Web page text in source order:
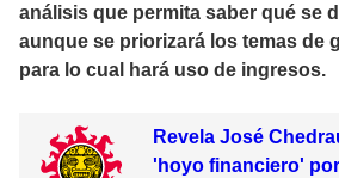
análisis que permita saber qué se
aunque se priorizará los temas de
para lo cual hará uso de ingresos.
Revela José
'hoyo financiero'